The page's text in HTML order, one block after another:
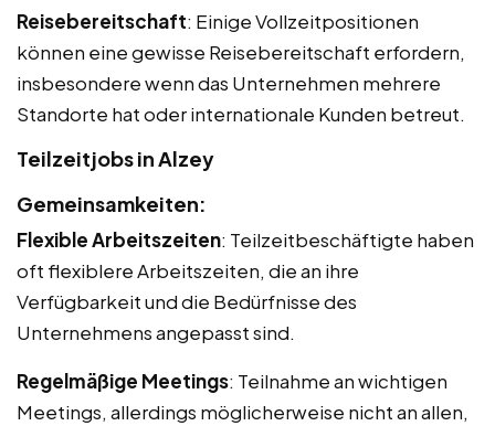
Reisebereitschaft: Einige Vollzeitpositionen
können eine gewisse Reisebereitschaft erfordern,
insbesondere wenn das Unternehmen mehrere
Standorte hat oder internationale Kunden betreut.
Teilzeitjobs in Alzey
Gemeinsamkeiten:
Flexible Arbeitszeiten: Teilzeitbeschäftigte haben
oft flexiblere Arbeitszeiten, die an ihre
Verfügbarkeit und die Bedürfnisse des
Unternehmens angepasst sind.
Regelmäßige Meetings: Teilnahme an wichtigen
Meetings, allerdings möglicherweise nicht an allen,